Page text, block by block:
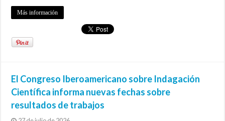
Más información
El Congreso Iberoamericano sobre Indagación
Científica informa nuevas fechas sobre
resultados de trabajos